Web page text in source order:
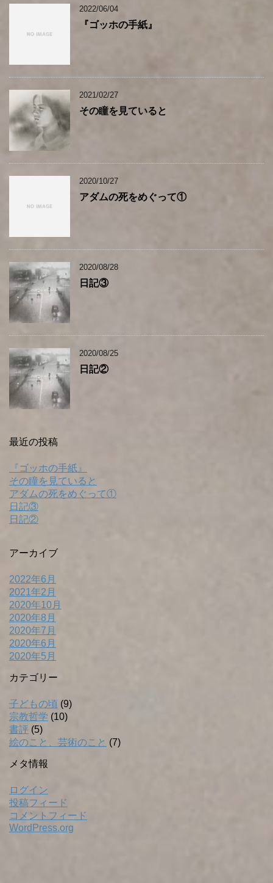
2022/06/04
『ゴッホの手紙』
2021/02/27
その瞳を見ていると
2020/10/27
アダムの死をめぐって①
2020/08/28
日記③
2020/08/25
日記②
最近の投稿
『ゴッホの手紙』
その瞳を見ていると
アダムの死をめぐって①
日記③
日記②
アーカイブ
2022年6月
2021年2月
2020年10月
2020年8月
2020年7月
2020年6月
2020年5月
カテゴリー
子どもの頃 (9)
宗教哲学 (10)
書評 (5)
絵のこと、芸術のこと (7)
メタ情報
ログイン
投稿フィード
コメントフィード
WordPress.org